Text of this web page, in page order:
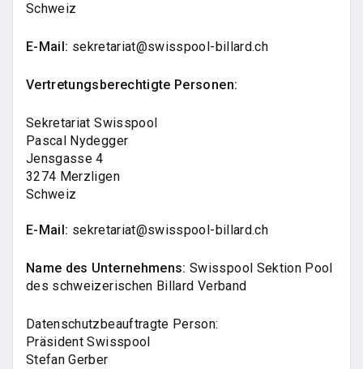
Schweiz
E-Mail: sekretariat@swisspool-billard.ch
Vertretungsberechtigte Personen:
Sekretariat Swisspool
Pascal Nydegger
Jensgasse 4
3274 Merzligen
Schweiz
E-Mail: sekretariat@swisspool-billard.ch
Name des Unternehmens: Swisspool Sektion Pool
des schweizerischen Billard Verband
Datenschutzbeauftragte Person:
Präsident Swisspool
Stefan Gerber